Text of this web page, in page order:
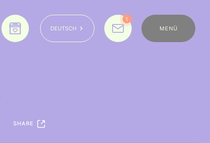
MENÜ
DEUTSCH
1
SHARE